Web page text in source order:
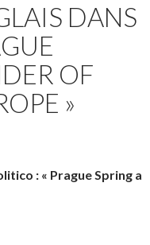
DANS
OF
»
: « Prague Spring a